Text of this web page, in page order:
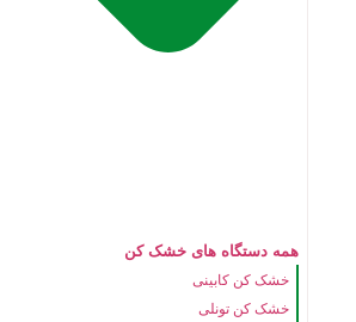
همه دستگاه های خشک کن
خشک کن کابینی
خشک کن تونلی